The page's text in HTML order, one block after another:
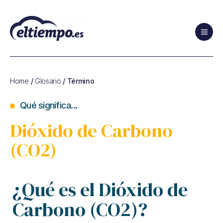
de
Climático
de
Sostenibilidad
Home / Glosario / Término
Qué significa...
Dióxido de Carbono
(CO2)
¿Qué es el Dióxido de
Carbono (CO2)?